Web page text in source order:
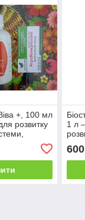
+, 100 мл
розвитку
1 л
600